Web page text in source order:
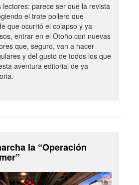
parece ser que la revista
el trote pollero que
que ocurrió el colapso y ya
entrar en el Otoño con nuevas
que, seguro, van a hacer
y del gusto de todos los que
aventura editorial de ya
la “Operación